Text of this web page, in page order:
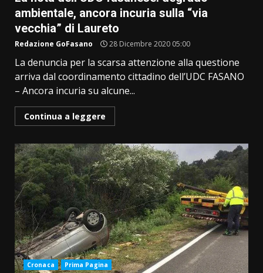
ambientale, ancora incuria sulla “via
vecchia” di Laureto
Redazione GoFasano 28 Dicembre 2020 05:00
La denuncia per la scarsa attenzione alla questione
arriva dal coordinamento cittadino dell’UDC FASANO
– Ancora incuria su alcune...
Continua a leggere
Cronaca Prima Pagina